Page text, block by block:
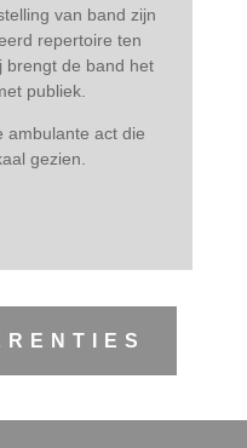
van band zijn
repertoire ten
brengt de band het
publiek.
ambulante act die
gezien.